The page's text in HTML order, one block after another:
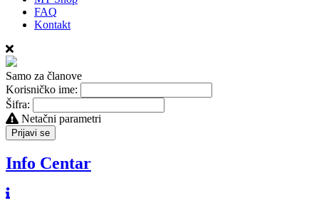
FAQ
Kontakt
Samo za članove
Korisničko ime:
Šifra:
Netačni parametri
Prijavi se
Info Centar